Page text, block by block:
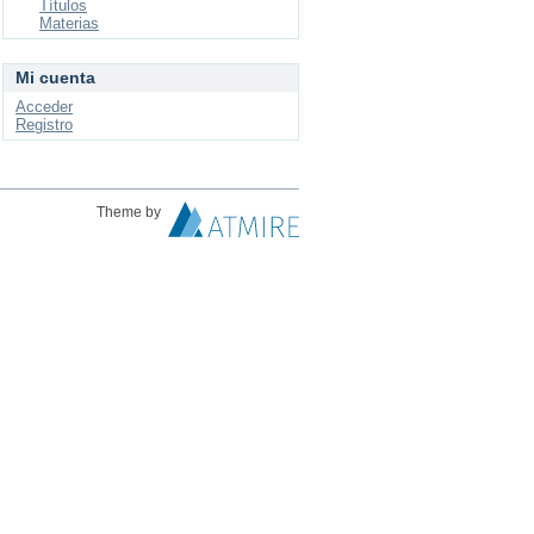
Títulos
Materias
Mi cuenta
Acceder
Registro
Theme by